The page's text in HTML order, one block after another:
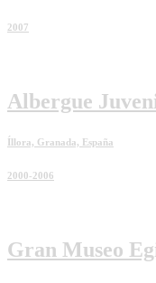
2007
Albergue
Íllora, Granada, España
2000-2006
Gran Museo